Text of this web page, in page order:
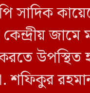
সাদিক
উপস্থিত